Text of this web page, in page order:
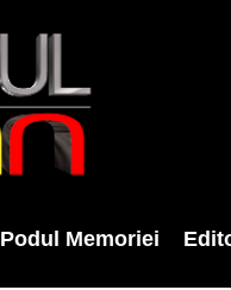
Podul Memoriei